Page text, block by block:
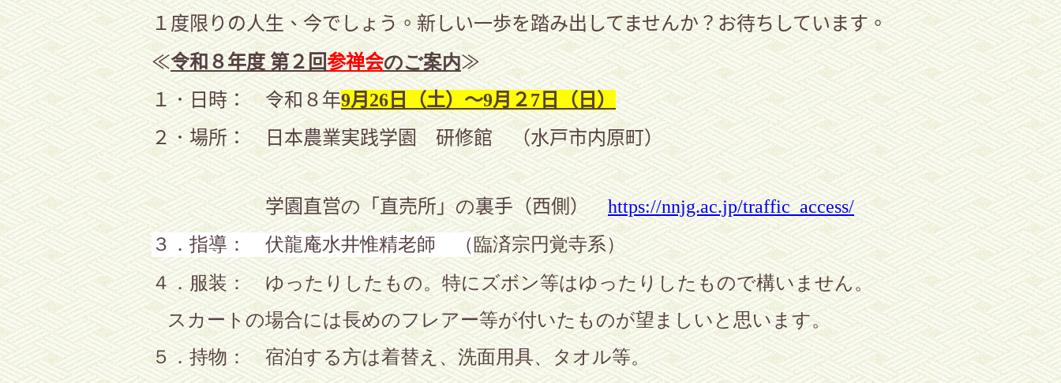
１度限りの人生、今でしょう。新しい一歩を踏み出してませんか？お待ちしています。
≪令和８年度 第２回参禅会のご案内≫
１．日時： 令和８年9月 26日（土）～9月２7日（日）
２．場所： 日本農業実践学園 研修館 （水戸市内原町）
学園直営の「直売所」の裏手（西側）https://nnjg.ac.jp/traffic_access/
３．指導： 伏龍庵水井惟精老師 （臨済宗円覚寺系）
４．服装： ゆったりしたもの。特にズボン等はゆったりしたもので構いません。
スカートの場合には長めのフレアー等が付いたものが望ましいと思います。
５．持物： 宿泊する方は着替え、洗面用具、タオル等。